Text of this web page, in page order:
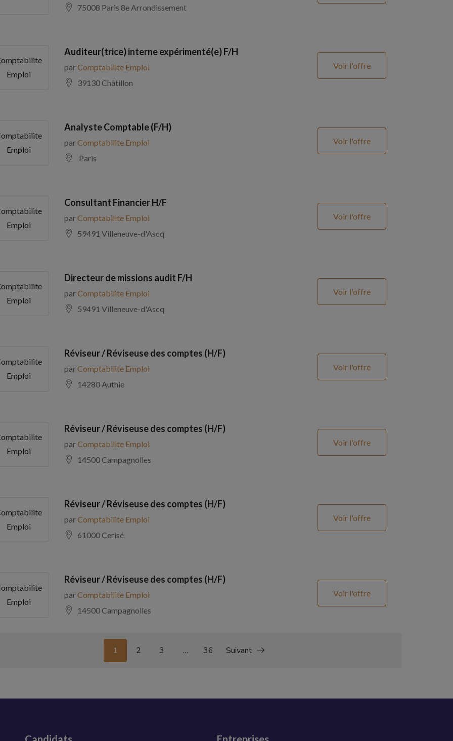
75008 Paris 8e Arrondissement
Emploi
Auditeur(trice) interne expérimenté(e) F/H
parComptabilite Emploi
39130 Châtillon
Voir l'offre
Emploi
Analyste Comptable (F/H)
parComptabilite Emploi
Paris
Voir l'offre
Emploi
Consultant Financier H/F
parComptabilite Emploi
59491 Villeneuve-d'Ascq
Voir l'offre
Emploi
Directeur de missions audit F/H
parComptabilite Emploi
59491 Villeneuve-d'Ascq
Voir l'offre
Emploi
Réviseur / Réviseuse des comptes (H/F)
parComptabilite Emploi
14280 Authie
Voir l'offre
Emploi
Réviseur / Réviseuse des comptes (H/F)
parComptabilite Emploi
14500 Campagnolles
Voir l'offre
Emploi
Réviseur / Réviseuse des comptes (H/F)
parComptabilite Emploi
61000 Cerisé
Voir l'offre
Emploi
Réviseur / Réviseuse des comptes (H/F)
parComptabilite Emploi
14500 Campagnolles
Voir l'offre
1 2 3 … 36 Suivant